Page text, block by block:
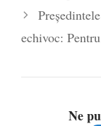
echivoc:
Ne